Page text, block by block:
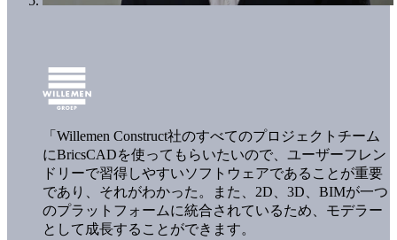
「Willemen Construct社のすべてのプロジェクトチーム
にBricsCADを使ってもらいたいので、ユーザーフレン
ドリーで習得しやすいソフトウェアであることが重要
であり、それがわかった。また、2D、3D、BIMが一つ
のプラットフォームに統合されているため、モデラー
として成長することができます。